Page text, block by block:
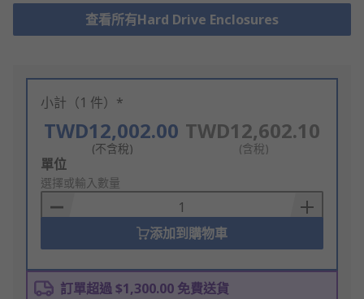
查看所有Hard Drive Enclosures
小計（1 件）*
TWD12,002.00
(不含稅)
TWD12,602.10
(含稅)
Add
to
Basket
單位
選擇或輸入數量
添加到購物車
訂單超過 $1,300.00 免費送貨